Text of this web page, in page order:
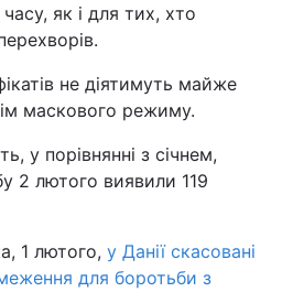
як і для тих, хто
не діятимуть майже
маскового режиму.
у порівнянні з січнем,
2 лютого виявили 119
1 лютого, у Данії скасовані
для боротьби з